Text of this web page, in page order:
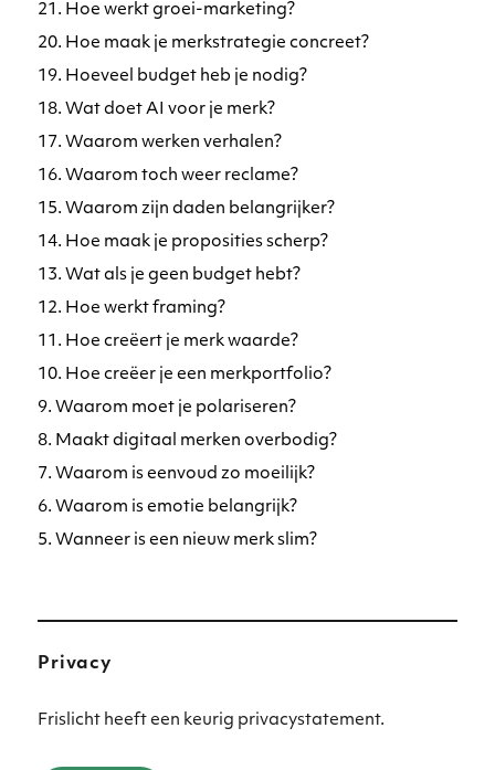
21. Hoe werkt groei-marketing?
20. Hoe maak je merkstrategie concreet?
19. Hoeveel budget heb je nodig?
18. Wat doet AI voor je merk?
17. Waarom werken verhalen?
16. Waarom toch weer reclame?
15. Waarom zijn daden belangrijker?
14. Hoe maak je proposities scherp?
13. Wat als je geen budget hebt?
12. Hoe werkt framing?
11. Hoe creëert je merk waarde?
10. Hoe creëer je een merkportfolio?
9. Waarom moet je polariseren?
8. Maakt digitaal merken overbodig?
7. Waarom is eenvoud zo moeilijk?
6. Waarom is emotie belangrijk?
5. Wanneer is een nieuw merk slim?
Privacy
Frislicht heeft een keurig privacystatement.